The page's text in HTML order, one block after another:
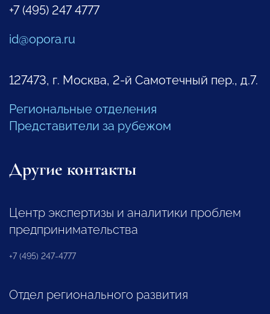
+7 (495) 247 4777
id@opora.ru
127473, г. Москва, 2-й Самотечный пер., д.7.
Региональные отделения
Представители за рубежом
Другие контакты
Центр экспертизы и аналитики проблем
предпринимательства
+7 (495) 247-4777
Отдел регионального развития